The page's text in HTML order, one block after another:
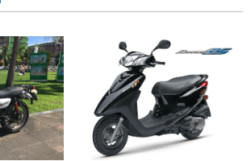
七星潭風景區美景介紹...
三日遊景點行程規劃景...